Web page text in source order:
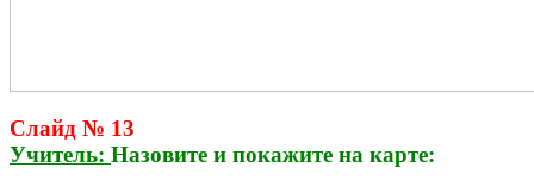
Слайд № 13
Учитель: Назовите и покажите на карте: